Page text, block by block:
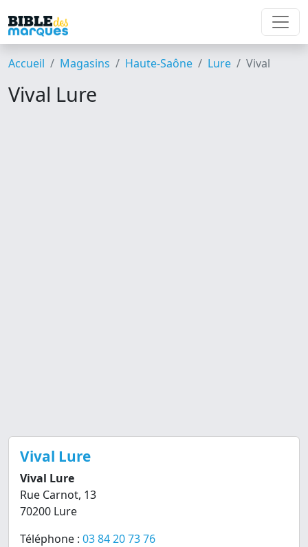
Accueil Magasins Haute-Saône Lure Vival
Vival Lure
Vival Lure
Vival Lure
Rue Carnot, 13
70200 Lure
Téléphone : 03 84 20 73 76